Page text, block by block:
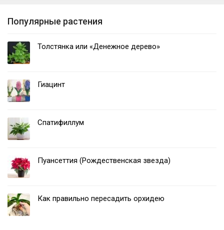
Популярные растения
Толстянка или «Денежное дерево»
Гиацинт
Спатифиллум
Пуансеттия (Рождественская звезда)
Как правильно пересадить орхидею